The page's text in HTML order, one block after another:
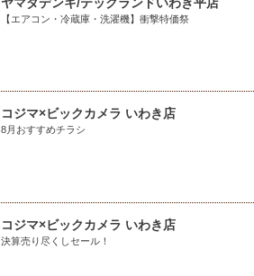
【エアコン・冷蔵庫・洗濯機】衝撃特価祭
コジマ×ビックカメラ いわき店
8月おすすめチラシ
コジマ×ビックカメラ いわき店
決算売り尽くしセール！